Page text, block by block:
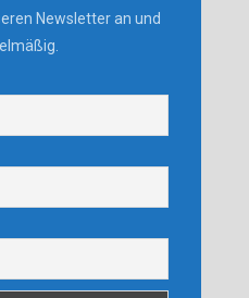
Newsletter an und